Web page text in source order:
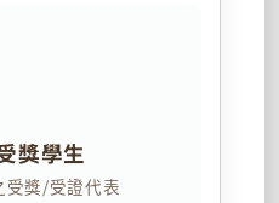
獎學生
受獎/受證代表